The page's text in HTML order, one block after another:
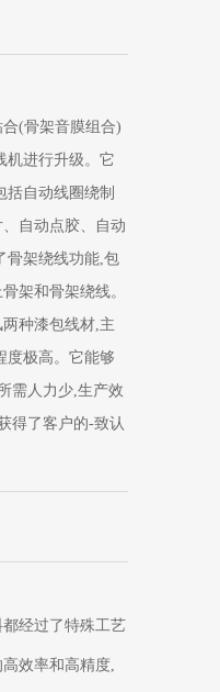
(骨架音膜组合)
机进行升级。它
括自动线圈绕制
自动点胶、自动
骨架绕线功能,包
架和骨架绕线。
种漆包线材,主
度极高。它能够
需人力少,生产效
得了客户的-致认
经过了特殊工艺
效率和高精度,